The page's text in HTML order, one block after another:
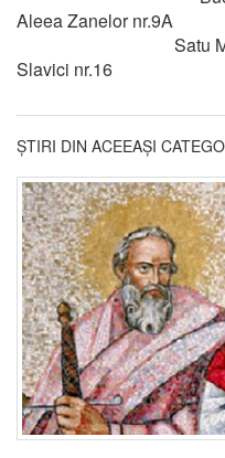
Aleea Zanelor nr.9A
Satu Mare-
Slavici nr.16
ȘTIRI DIN ACEEAȘI